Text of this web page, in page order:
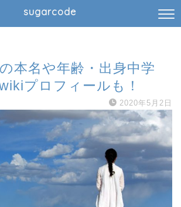
sugarcode
本名や年齢・出身中学
プロフィールも！
2020年5月2日